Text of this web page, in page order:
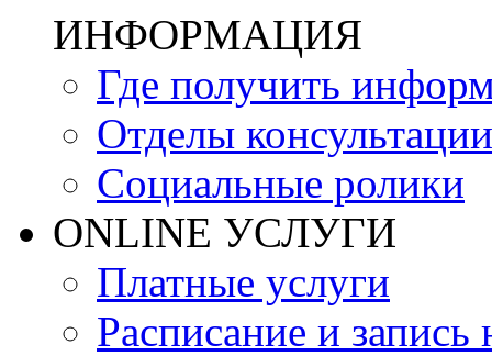
ИНФОРМАЦИЯ
Где получить
Отделы консультации
Социальные ролики
ONLINE УСЛУГИ
Платные услуги
Расписание и запись